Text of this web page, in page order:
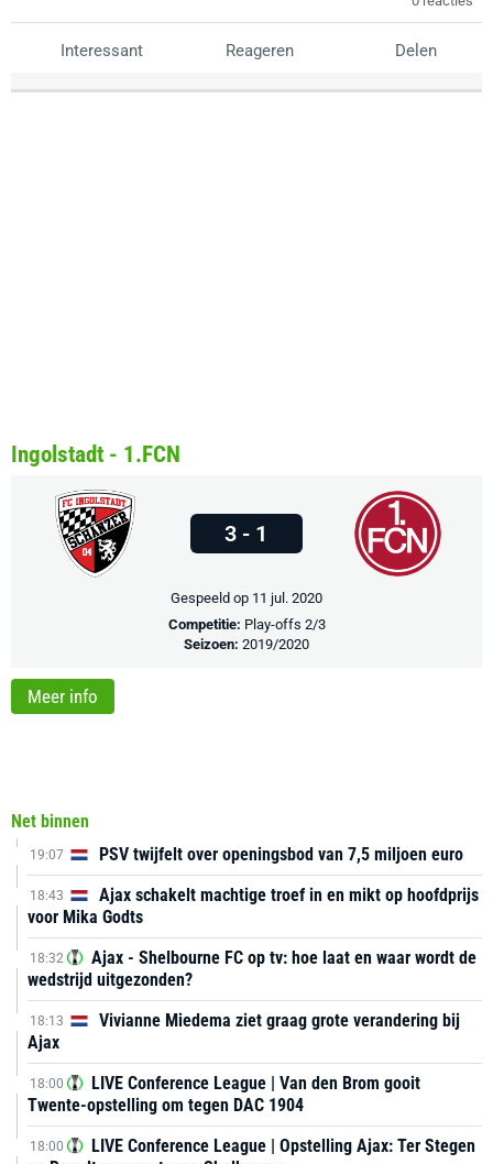
Interessant Reageren Delen
Net binnen
19:07 PSV twijfelt over openingsbod van 7,5 miljoen euro
18:43
Ajax schakelt machtige troef in en mikt op hoofdprijs
voor Mika Godts
18:32
Ajax - Shelbourne FC op tv: hoe laat en waar wordt de
wedstrijd uitgezonden?
18:13
Vivianne Miedema ziet graag grote verandering bij
Ajax
18:00
LIVE Conference League | Van den Brom gooit
Twente-opstelling om tegen DAC 1904
18:00
LIVE Conference League | Opstelling Ajax: Ter Stegen
Ingolstadt - 1.FCN
3 - 1
Gespeeld op 11 jul. 2020
Competitie: Play-offs 2/3
Seizoen: 2019/2020
Meer info